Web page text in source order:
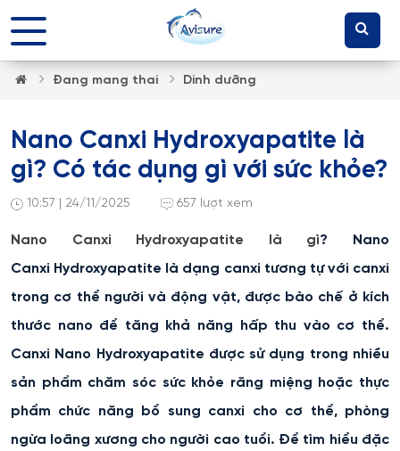
Đang mang thai Dinh dưỡng
Nano Canxi Hydroxyapatite là
gì? Có tác dụng gì với sức khỏe?
10:57 | 24/11/2025 657 lượt xem
Nano Canxi Hydroxyapatite là gì? Nano
Canxi Hydroxyapatite là dạng canxi tương tự với canxi
trong cơ thể người và động vật, được bào chế ở kích
thước nano để tăng khả năng hấp thu vào cơ thể.
Canxi Nano Hydroxyapatite được sử dụng trong nhiều
sản phẩm chăm sóc sức khỏe răng miệng hoặc thực
phẩm chức năng bổ sung canxi cho cơ thể, phòng
ngừa loãng xương cho người cao tuổi. Để tìm hiểu đặc